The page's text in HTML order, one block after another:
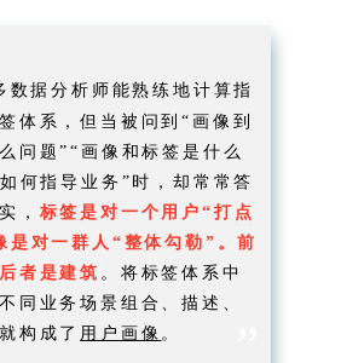
数据分析师能熟练地计算指
体系，但当被问到“画像到
问题”“画像和标签是什么
何指导业务”时，却常常答
， 标签是对一个用户“打点
是对一群人“整体勾勒”。前
者是建筑 。将标签体系中
同业务场景组合、描述、
构成了 用户画像 。